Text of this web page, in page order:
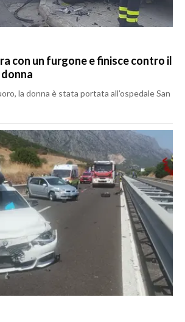
con un furgone e finisce contro il
la donna è stata portata all’ospedale San